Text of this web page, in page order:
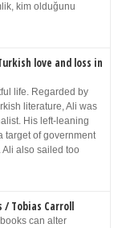
kim olduğunu
love and loss in
life. Regarded by
literature, Ali was
His left-leaning
target of government
also sailed too
/ Tobias Carroll
can alter